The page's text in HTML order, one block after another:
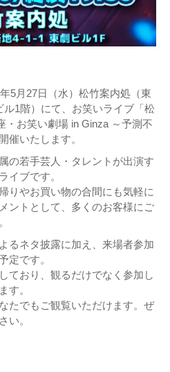
5月27日（水）松竹案内処（東
1階）にて、お笑いライブ「松
・お笑い劇場 in Ginza ～予測不
催いたします。
の若手芸人・タレントが出演す
イブです。
りやお買い物の合間にも気軽に
ントとして、多くのお客様にご
るネタ披露に加え、来場者参加
定です。
ており、観るだけでなく参加し
す。
たでもご観覧いただけます。ぜ
い。